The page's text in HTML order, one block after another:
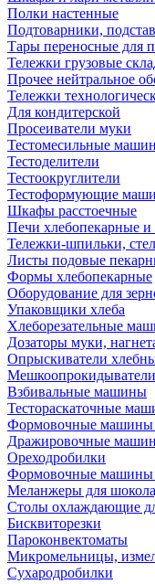
Полки настенные
Подтоварники,
Тары переносные для
Тележки грузовые
Прочее нейтральное
Тележки
Для кондитерской
Просеиватели муки
Тестомесильные
Тестоделители
Тестоокруглители
Тестоформующие
Шкафы расстоечные
Печи хлебопекарные и
Тележки-шпильки,
Листы подовые
Формы хлебопекарные
Оборудование для
Упаковщики хлеба
Хлеборезательные
Дозаторы муки,
Опрыскиватели
Мешкоопрокидыватели
Взбивальные машины
Тестораскаточные
Формовочные машины
Дражировочные
Ореходробилки
Формовочные машины
Меланжеры для
Столы охлаждающие
Бисквиторезки
Пароконвектоматы
Микромельницы,
Сухародробилки